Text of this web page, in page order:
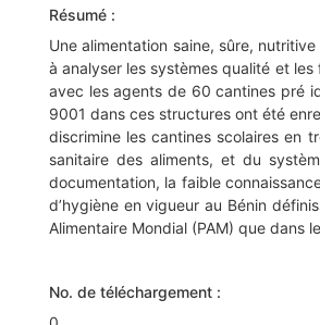
Résumé :
Une alimentation saine, sûre,
à analyser les systèmes qualité et
avec les agents de 60 cantines pré
9001 dans ces structures ont été
discrimine les cantines scolaires en
sanitaire des aliments, et du
documentation, la faible
d’hygiène en vigueur au Bénin
Alimentaire Mondial (PAM) que dans
No. de téléchargement :